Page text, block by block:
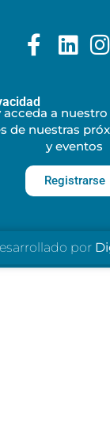
acceda a
de nuestras
y eventos
Registrarse
por